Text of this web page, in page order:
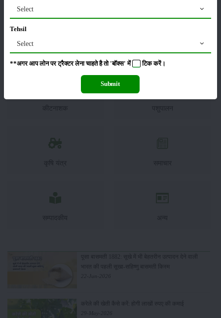
फसल भंडारण
कीटनाशक पशुपालन
कृषि यंत्र समाचार
सम्पादकीय अन्य
पूसा बासमती 1882: सूखे में भी बेहतरीन उत्पादन देने वाली
भारत की पहली सूखा-सहिष्णु बासमती किस्म
22-Jun-2026
करेले की खेती कैसे करें: होगी लाखों रुपए की कमाई
29-May-2026
Select
Tehsil
Select
**अगर आप लोन पर ट्रैक्टर लेना चाहते है तो 'बॉक्स' में टिककरें।
Submit